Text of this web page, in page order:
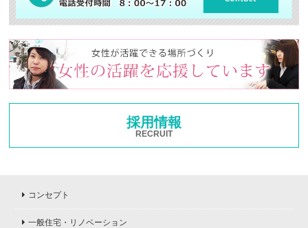
採用情報
RECRUIT
コンセプト
一般住宅・リノベーション